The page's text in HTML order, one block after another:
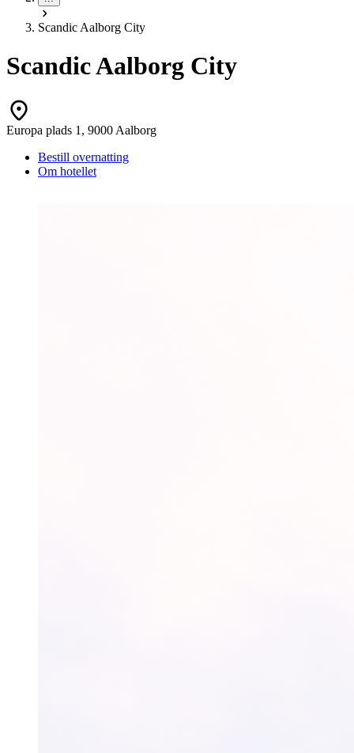
Scandic Aalborg City
Scandic Aalborg City
Europa plads 1, 9000 Aalborg
Bestill overnatting
Om hotellet